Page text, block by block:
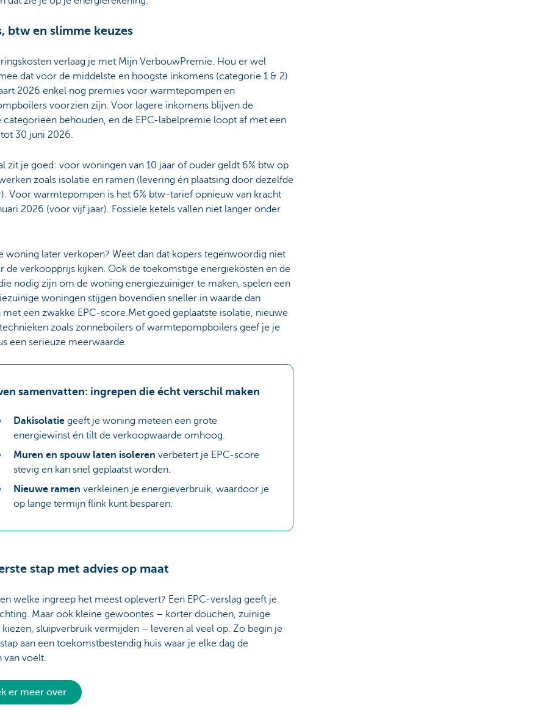
btw en slimme keuzes
verlaag je met Mijn VerbouwPremie. Hou er wel
dat voor de middelste en hoogste inkomens (categorie 1 & 2)
2026 enkel nog premies voor warmtepompen en
voorzien zijn. Voor lagere inkomens blijven de
categorieën behouden, en de EPC-labelpremie loopt af met een
30 juni 2026.
zit je goed: voor woningen van 10 jaar of ouder geldt 6% btw op
zoals isolatie en ramen (levering én plaatsing door dezelfde
Voor warmtepompen is het 6% btw-tarief opnieuw van kracht
2026 (voor vijf jaar). Fossiele ketels vallen niet langer onder
woning later verkopen? Weet dan dat kopers tegenwoordig niet
de verkoopprijs kijken. Ook de toekomstige energiekosten en de
nodig zijn om de woning energiezuiniger te maken, spelen een
woningen stijgen bovendien sneller in waarde dan
een zwakke EPC-score.Met goed geplaatste isolatie, nieuwe
zoals zonneboilers of warmtepompboilers geef je je
een serieuze meerwaarde.
samenvatten: ingrepen die écht verschil maken
Dakisolatiegeeft je woning meteen een grote
energiewinst én tilt de verkoopwaarde omhoog.
Muren en spouw laten isoleren verbetert je EPC-score
stevig en kan snel geplaatst worden.
Nieuwe ramen verkleinen je energieverbruik, waardoor je
op lange termijn flink kunt besparen.
stap met advies op maat
welke ingreep het meest oplevert? Een EPC-verslag geeft je
Maar ook kleine gewoontes – korter douchen, zuinige
sluipverbruik vermijden – leveren al veel op. Zo begin je
aan een toekomstbestendig huis waar je elke dag de
van voelt.
er meer over